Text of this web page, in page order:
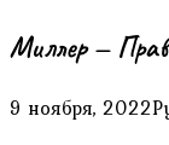
Миллер —
9 ноября, 2022